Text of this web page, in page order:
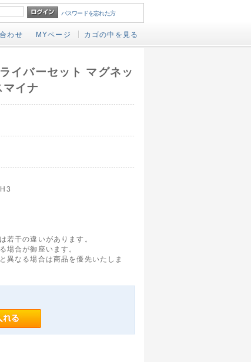
パスワードを忘れた方
わせ MYページ カゴの中を見る
イバーセット マグネッ
イナ
若干の違いがあります。
場合が御座います。
異なる場合は商品を優先いたしま